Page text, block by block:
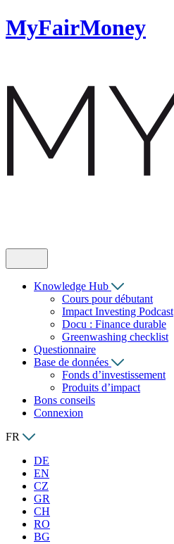
MyFairMoney
Knowledge Hub
Cours pour débutant
Impact Investing Podcast
Docu : Finance durable
Greenwashing checklist
Questionnaire
Base de données
Fonds d’investissement
Produits d’impact
Bons conseils
Connexion
FR
DE
EN
CZ
GR
CH
RO
BG